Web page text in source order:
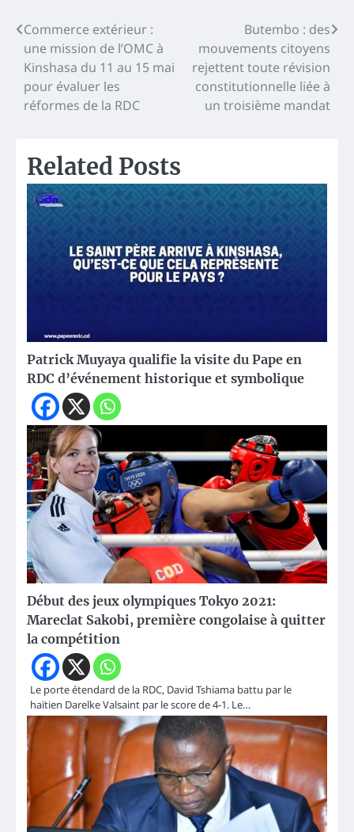
Navigation
de
l’article
Commerce extérieur :
une mission de l’OMC à
Kinshasa du 11 au 15 mai
pour évaluer les
réformes de la RDC
Butembo : des
mouvements citoyens
rejettent toute révision
constitutionnelle liée à
un troisième mandat
Related Posts
Patrick Muyaya qualifie la visite du Pape en
RDC d’événement historique et symbolique
Début des jeux olympiques Tokyo 2021:
Mareclat Sakobi, première congolaise à quitter
la compétition
Le porte étendard de la RDC, David Tshiama battu par le
haïtien Darelke Valsaint par le score de 4-1. Le…